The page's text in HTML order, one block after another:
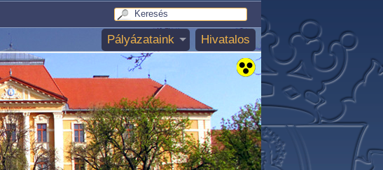
Hivatalos
Pályázataink